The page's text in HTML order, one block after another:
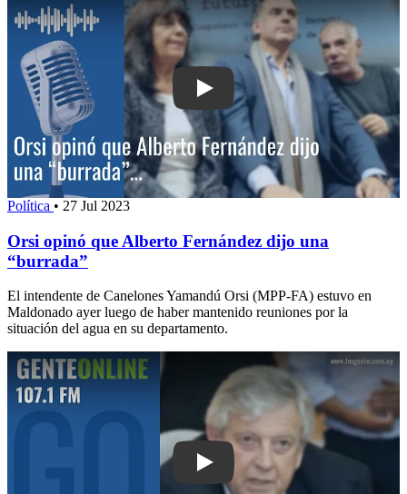
Play: Orsi opinó que Alberto
Política • 27 Jul 2023
Orsi opinó que Alberto Fernández dijo una
“burrada”
El intendente de Canelones Yamandú Orsi (MPP-FA) estuvo en
Maldonado ayer luego de haber mantenido reuniones por la
situación del agua en su departamento.
Play: Evalúan recaudación de enero